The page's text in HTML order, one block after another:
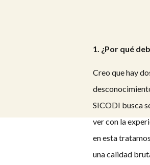
1. ¿Por qué
Creo que hay
SICODI busca
ver con la
en esta
una calidad